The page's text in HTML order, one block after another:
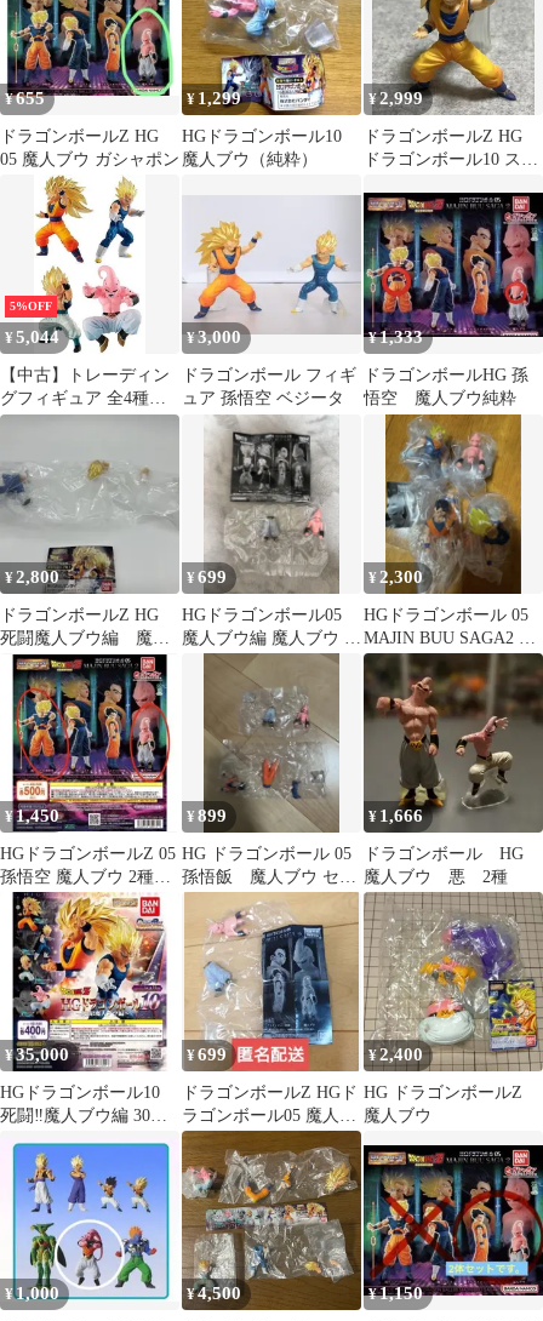
¥655
ドラゴンボールZ HG
05 魔人ブウ ガシャポン
¥ 1,299
HGドラゴンボール10
魔人ブウ（純粋）
¥2,999
ドラゴンボールZ HG
ドラゴンボール10 スー
空 ブウ編
5%OFF
¥5,044
【中古】トレーディン
グフィギュア 全4種セ
ット 「HGドラゴンボ
編」
¥3,000
ドラゴンボール フィギ
ュア 孫悟空 ベジータ
¥1,333
ドラゴンボールHG 孫
悟空 魔人ブウ純粋
¥2,800
ドラゴンボールZ HG
死闘魔人ブウ編 魔人
ベジータ
¥699
HGドラゴンボール05
魔人ブウ編 魔人ブウ フ
¥ 2,300
HGドラゴンボール 05
MAJIN BUU SAGA2 全
4種セット ガチャ
¥1,450
HGドラゴンボールZ 05
孫悟空 魔人ブウ 2種セ
ット
¥899
HG ドラゴンボール 05
孫悟飯 魔人ブウ セッ
¥ 1,666
ドラゴンボール HG
魔人ブウ 悪 2種
¥35,000
HGドラゴンボール10
死闘‼︎魔人ブウ編 30個
セット
¥699
ドラゴンボールZ HGド
ラゴンボール05 魔人ブ
ウ
¥2,400
HG ドラゴンボールZ
魔人ブウ
¥1,000 ¥4,500 ¥1,150